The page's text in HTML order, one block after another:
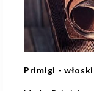
Primigi -